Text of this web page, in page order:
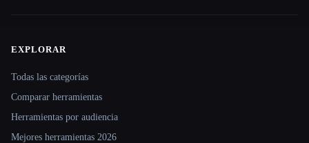
Site navigation
EXPLORAR
Todas las categorías
Comparar herramientas
Herramientas por audiencia
Mejores herramientas 2026